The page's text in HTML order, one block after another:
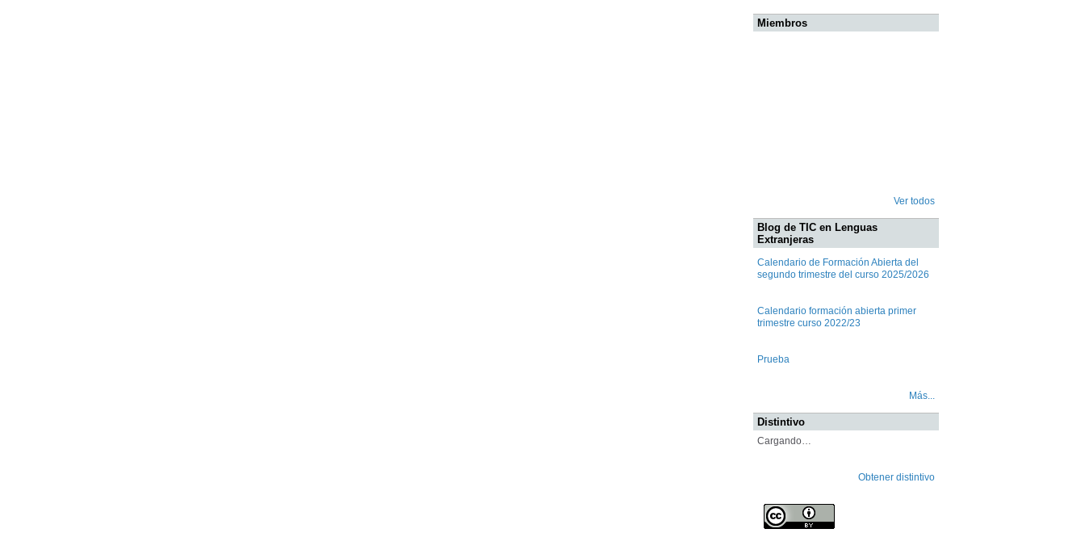
Miembros
Ver todos
Blog de TIC en Lenguas
Extranjeras
Calendario de Formación Abierta del
segundo trimestre del curso 2025/2026
Calendario formación abierta primer
trimestre curso 2022/23
Prueba
Más...
Distintivo
Cargando…
Obtener distintivo